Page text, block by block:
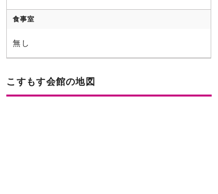
食事室
無し
こすもす会館の地図